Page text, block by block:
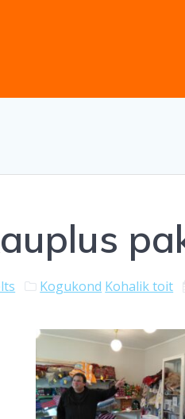
Kogukond Kohalik toit